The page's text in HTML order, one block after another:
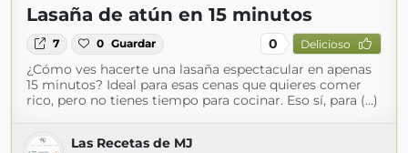
Lasaña de atún en 15 minutos
7 0 Guardar 0 Delicioso
¿Cómo ves hacerte una lasaña espectacular en apenas
15 minutos? Ideal para esas cenas que quieres comer
rico, pero no tienes tiempo para cocinar. Eso sí, para (...)
Las Recetas de MJ